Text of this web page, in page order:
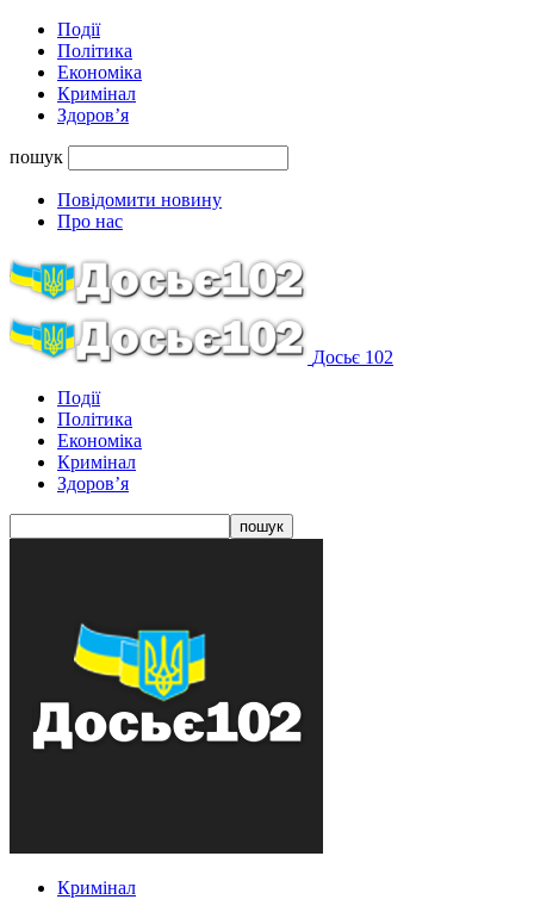
Події
Політика
Економіка
Кримінал
Здоров’я
пошук
Повідомити новину
Про нас
Досьє 102
Події
Політика
Економіка
Кримінал
Здоров’я
Кримінал